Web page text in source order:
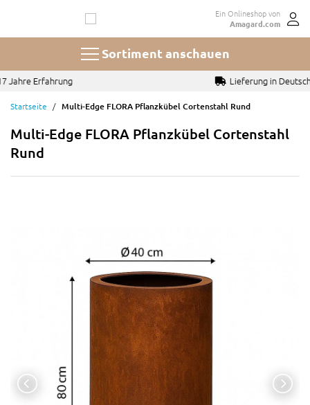
springen
Ein Onlineshop von
Amagard.com
Sortiment anschauen
Lieferung in Deutschland, Österreich und Luxemburg
Startseite Multi-Edge FLORA Pflanzkübel Cortenstahl Rund
Multi-Edge FLORA Pflanzkübel Cortenstahl
Rund